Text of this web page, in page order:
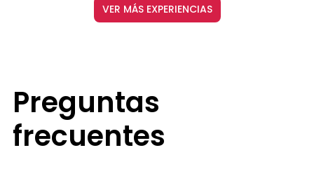
VER MÁS EXPERIENCIAS
Preguntas
frecuentes